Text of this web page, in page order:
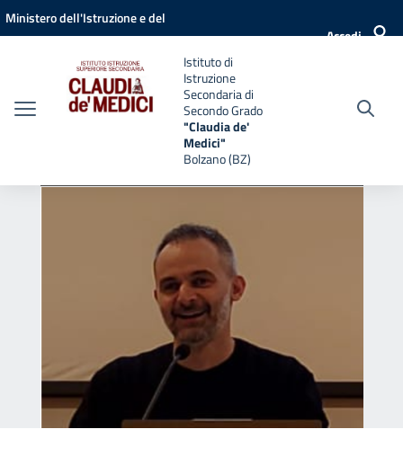
Vai ai contenuti
Vai al menu di navigazione
Vai al footer
Ministero dell'Istruzione e del
Accedi
Istituto di
Istruzione
Secondaria di
Secondo Grado
"Claudia de'
Medici"
Bolzano (BZ)